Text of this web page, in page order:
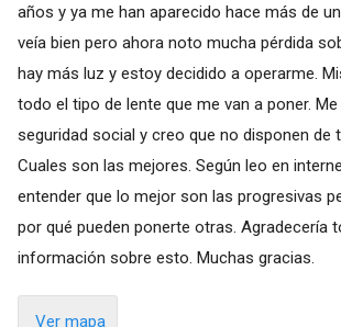
años y ya me han aparecido hace más de
veía bien pero ahora noto mucha pérdida
hay más luz y estoy decidido a operarme.
todo el tipo de lente que me van a poner.
seguridad social y creo que no disponen de
Cuales son las mejores. Según leo en
entender que lo mejor son las progresivas
por qué pueden ponerte otras. Agradecería
información sobre esto. Muchas gracias.
Ver mapa